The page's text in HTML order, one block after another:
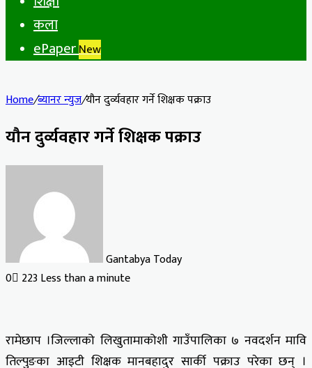
कला
ePaperNew
Home/ब्यानर न्युज/यौन दुर्व्यवहार गर्ने शिक्षक पक्राउ
यौन दुर्व्यवहार गर्ने शिक्षक पक्राउ
Gantabya Today
0 223 Less than a minute
रामेछाप ।जिल्लाको लिखुतामाकोशी गाउँपालिका ७ नवदर्शन मावि
तिल्पुङका आइटी शिक्षक मानबहादुर सार्की पक्राउ परेका छन् ।